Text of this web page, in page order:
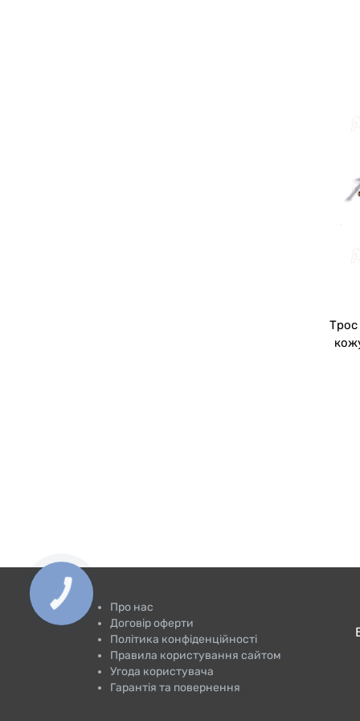
Трос
Про нас
Договір оферти
Політика конфіденційності
Правила користування сайтом
Угода користувача
Гарантія та повернення